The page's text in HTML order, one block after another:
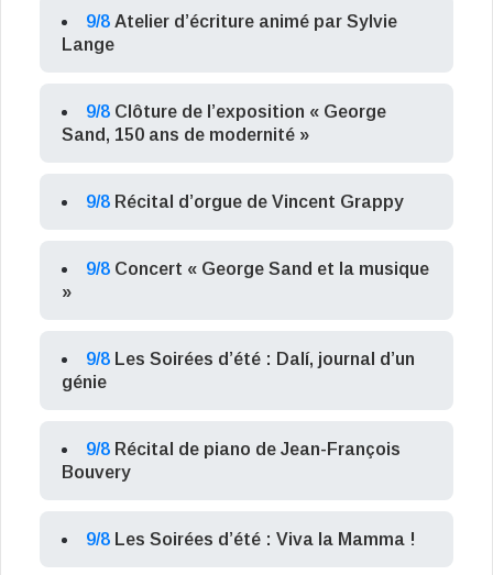
9/8 Atelier d’écriture animé par Sylvie
Lange
9/8 Clôture de l’exposition « George
Sand, 150 ans de modernité »
9/8 Récital d’orgue de Vincent Grappy
9/8 Concert « George Sand et la musique
»
9/8 Les Soirées d’été : Dalí, journal d’un
génie
9/8 Récital de piano de Jean-François
Bouvery
9/8 Les Soirées d’été : Viva la Mamma !